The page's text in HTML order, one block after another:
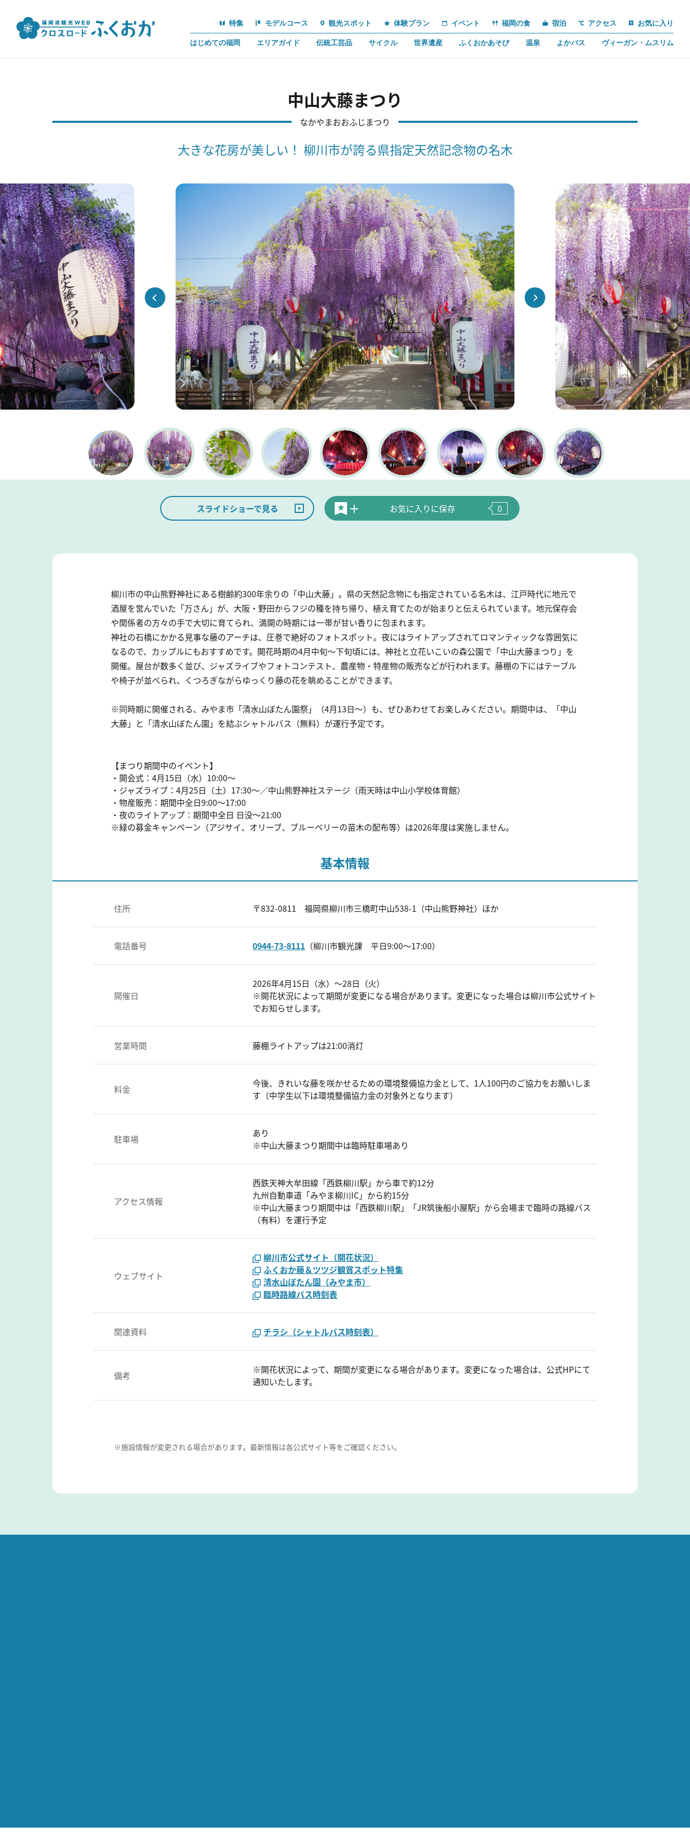
特集 モデルコース 観光スポット 体験プラン イベント 福岡の食 宿泊 アクセス お気に入り
はじめての福岡 エリアガイド 伝統工芸品 サイクル 世界遺産 ふくおかあそび 温泉 よかバス ヴィーガン・ムスリム
中山大藤まつり
なかやまおおふじまつり
大きな花房が美しい！ 柳川市が誇る県指定天然記念物の名木
スライドショーで見る お気に入りに保存 0
柳川市の中山熊野神社にある樹齢約300年余りの「中山大藤」。県の天然記念物にも指定されている名木は、江戸時代に地元で
酒屋を営んでいた「万さん」が、大阪・野田からフジの種を持ち帰り、植え育てたのが始まりと伝えられています。地元保存会
や関係者の方々の手で大切に育てられ、満開の時期には一帯が甘い香りに包まれます。
神社の石橋にかかる見事な藤のアーチは、圧巻で絶好のフォトスポット。夜にはライトアップされてロマンティックな雰囲気に
なるので、カップルにもおすすめです。開花時期の4月中旬～下旬頃には、神社と立花いこいの森公園で「中山大藤まつり」を
開催。屋台が数多く並び、ジャズライブやフォトコンテスト、農産物・特産物の販売などが行われます。藤棚の下にはテーブル
や椅子が並べられ、くつろぎながらゆっくり藤の花を眺めることができます。
※同時期に開催される、みやま市「清水山ぼたん園祭」（4月13日～）も、ぜひあわせてお楽しみください。期間中は、「中山
大藤」と「清水山ぼたん園」を結ぶシャトルバス（無料）が運行予定です。
【まつり期間中のイベント】
・開会式：4月15日（水）10:00～
・ジャズライブ：4月25日（土）17:30～／中山熊野神社ステージ（雨天時は中山小学校体育館）
・物産販売：期間中全日9:00～17:00
・夜のライトアップ：期間中全日 日没～21:00
※緑の募金キャンペーン（アジサイ、オリーブ、ブルーベリーの苗木の配布等）は2026年度は実施しません。
基本情報
住所 〒832-0811 福岡県柳川市三橋町中山538-1（中山熊野神社）ほか
電話番号 0944-73-8111 （柳川市観光課 平日9:00～17:00）
開催日
2026年4月15日（水）～28日（火）
※開花状況によって期間が変更になる場合があります。変更になった場合は柳川市公式サイト
でお知らせします。
営業時間 藤棚ライトアップは21:00消灯
料金
今後、きれいな藤を咲かせるための環境整備協力金として、1人100円のご協力をお願いしま
す（中学生以下は環境整備協力金の対象外となります）
駐車場
あり
※中山大藤まつり期間中は臨時駐車場あり
アクセス情報
西鉄天神大牟田線「西鉄柳川駅」から車で約12分
九州自動車道「みやま柳川IC」から約15分
※中山大藤まつり期間中は「西鉄柳川駅」「JR筑後船小屋駅」から会場まで臨時の路線バス
（有料）を運行予定
ウェブサイト
柳川市公式サイト（開花状況）
ふくおか藤＆ツツジ観賞スポット特集
清水山ぼたん園（みやま市）
臨時路線バス時刻表
関連資料 チラシ（シャトルバス時刻表）
備考
※開花状況によって、期間が変更になる場合があります。変更になった場合は、公式HPにて
通知いたします。
※施設情報が変更される場合があります。最新情報は各公式サイト等をご確認ください。